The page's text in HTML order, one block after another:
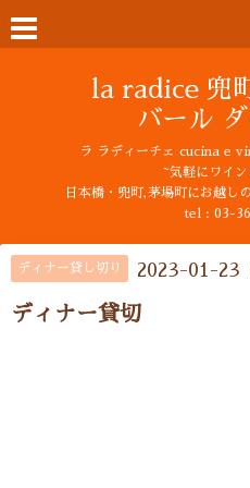
la radice 兜
バール
ラ ラディーチェ cucina e
~気軽にワイ
日本橋・兜町,茅場町にお越し
tel : 03-
ディナー貸し切り 2023-01-
ディナー貸切